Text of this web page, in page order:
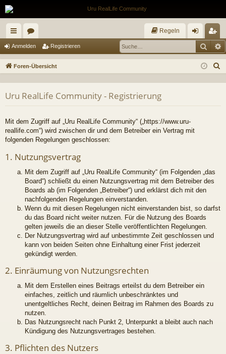
ch
ne
ug
riff
or
en
Regeln
m
n
eg
ist
n
Anmelden Registrieren
Foren-Übersicht
Uru RealLife Community - Registrierung
Mit dem Zugriff auf „Uru RealLife Community“ („https://www.uru-
reallife.com“) wird zwischen dir und dem Betreiber ein Vertrag mit
folgenden Regelungen geschlossen:
1. Nutzungsvertrag
Mit dem Zugriff auf „Uru RealLife Community“ (im Folgenden „das
Board“) schließt du einen Nutzungsvertrag mit dem Betreiber des
Boards ab (im Folgenden „Betreiber“) und erklärst dich mit den
nachfolgenden Regelungen einverstanden.
Wenn du mit diesen Regelungen nicht einverstanden bist, so darfst
du das Board nicht weiter nutzen. Für die Nutzung des Boards
gelten jeweils die an dieser Stelle veröffentlichten Regelungen.
Der Nutzungsvertrag wird auf unbestimmte Zeit geschlossen und
kann von beiden Seiten ohne Einhaltung einer Frist jederzeit
gekündigt werden.
2. Einräumung von Nutzungsrechten
Mit dem Erstellen eines Beitrags erteilst du dem Betreiber ein
einfaches, zeitlich und räumlich unbeschränktes und
unentgeltliches Recht, deinen Beitrag im Rahmen des Boards zu
nutzen.
Das Nutzungsrecht nach Punkt 2, Unterpunkt a bleibt auch nach
Kündigung des Nutzungsvertrages bestehen.
3. Pflichten des Nutzers